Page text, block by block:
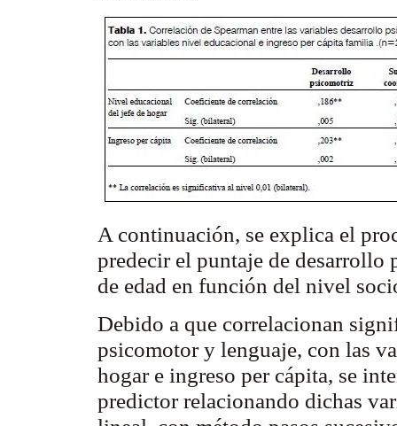
A continuación, se explica el
predecir el puntaje de desarrollo
de edad en función del nivel
Debido a que correlacionan
psicomotor y lenguaje, con las
hogar e ingreso per cápita, se
predictorrelacionando dichas